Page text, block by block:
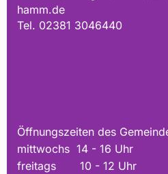
hamm.de
Tel. 02381 3046440
Öffnungszeiten des
mittwochs 14 - 16 Uhr
freitags 10 - 12 Uhr